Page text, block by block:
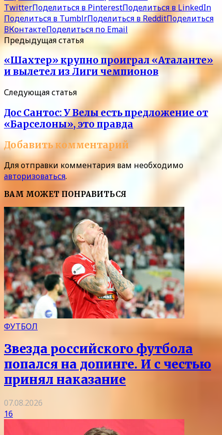
TwitterПоделиться в PinterestПоделиться в LinkedIn
Поделиться в TumblrПоделиться в RedditПоделиться
ВКонтактеПоделиться по Email
Предыдущая статья
«Шахтер» крупно проиграл «Аталанте»
и вылетел из Лиги чемпионов
Следующая статья
Дос Сантос: У Велы есть предложение от
«Барселоны», это правда
Добавить комментарий
Для отправки комментария вам необходимо
авторизоваться.
ВАМ МОЖЕТ ПОНРАВИТЬСЯ
ФУТБОЛ
Звезда российского футбола
попался на допинге. И с честью
принял наказание
07.08.2026
16